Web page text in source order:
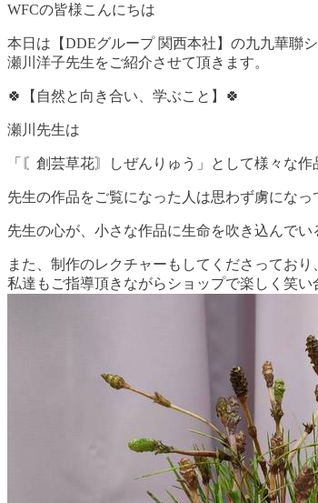
WFCの皆様こんにちは
本日は【DDEグループ 関西本社】の九九華聯
瀬川洋子先生をご紹介させて頂きます。
🍀【自然と向き合い、学ぶこと】🍀
瀬川先生は
「〘創芸草花〙しぜんりゅう」として様々な
先生の作品をご覧になった人は思わず虜になっ
先生の心が、小さな作品に生命を吹き込んでい
また、制作のレクチャーもしてくださっており
私達もご指導頂きながらショップで楽しく笑